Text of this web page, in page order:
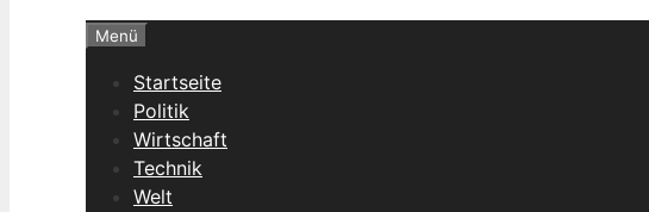
Menü
Startseite
Politik
Wirtschaft
Technik
Welt